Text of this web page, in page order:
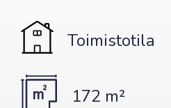
Toimistotila
172 m²